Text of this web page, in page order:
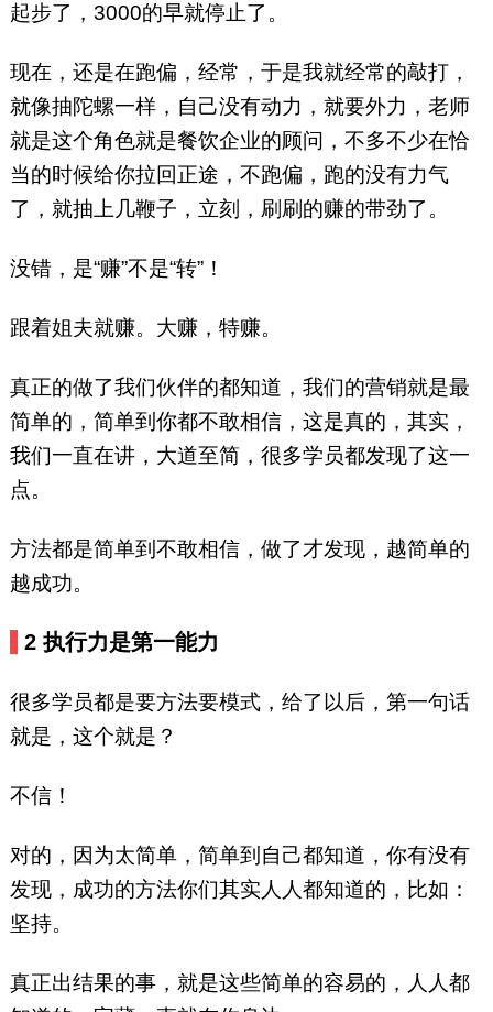
起步了，3000的早就停止了。
现在，还是在跑偏，经常，于是我就经常的敲打，
就像抽陀螺一样，自己没有动力，就要外力，老师
就是这个角色就是餐饮企业的顾问，不多不少在恰
当的时候给你拉回正途，不跑偏，跑的没有力气
了，就抽上几鞭子，立刻，刷刷的赚的带劲了。
没错，是“赚”不是“转”！
跟着姐夫就赚。大赚，特赚。
真正的做了我们伙伴的都知道，我们的营销就是最
简单的，简单到你都不敢相信，这是真的，其实，
我们一直在讲，大道至简，很多学员都发现了这一
点。
方法都是简单到不敢相信，做了才发现，越简单的
越成功。
2 执行力是第一能力
很多学员都是要方法要模式，给了以后，第一句话
就是，这个就是？
不信！
对的，因为太简单，简单到自己都知道，你有没有
发现，成功的方法你们其实人人都知道的，比如：
坚持。
真正出结果的事，就是这些简单的容易的，人人都